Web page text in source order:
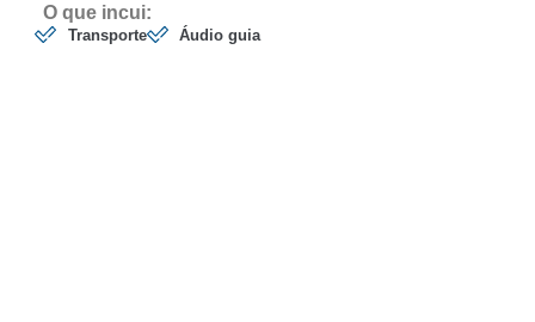
O que incui:
Transporte Áudio guia